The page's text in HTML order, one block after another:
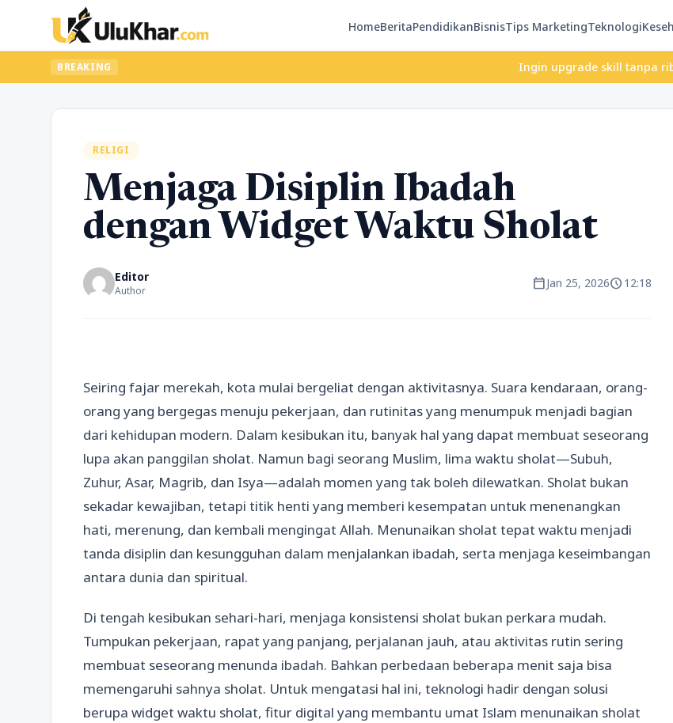
HomeBeritaPendidikanBisnisTips MarketingTeknologi
BREAKING Ingin upgrade skill tanpa ribet?
RELIGI
Menjaga Disiplin Ibadah
dengan Widget Waktu Sholat
Editor
Author calendar_todayJan 25, 2026schedule12:18
Seiring fajar merekah, kota mulai bergeliat dengan aktivitasnya. Suara kendaraan, orang-
orang yang bergegas menuju pekerjaan, dan rutinitas yang menumpuk menjadi bagian
dari kehidupan modern. Dalam kesibukan itu, banyak hal yang dapat membuat seseorang
lupa akan panggilan sholat. Namun bagi seorang Muslim, lima waktu sholat—Subuh,
Zuhur, Asar, Magrib, dan Isya—adalah momen yang tak boleh dilewatkan. Sholat bukan
sekadar kewajiban, tetapi titik henti yang memberi kesempatan untuk menenangkan
hati, merenung, dan kembali mengingat Allah. Menunaikan sholat tepat waktu menjadi
tanda disiplin dan kesungguhan dalam menjalankan ibadah, serta menjaga keseimbangan
antara dunia dan spiritual.
Di tengah kesibukan sehari-hari, menjaga konsistensi sholat bukan perkara mudah.
Tumpukan pekerjaan, rapat yang panjang, perjalanan jauh, atau aktivitas rutin sering
membuat seseorang menunda ibadah. Bahkan perbedaan beberapa menit saja bisa
memengaruhi sahnya sholat. Untuk mengatasi hal ini, teknologi hadir dengan solusi
berupa widget waktu sholat, fitur digital yang membantu umat Islam menunaikan sholat